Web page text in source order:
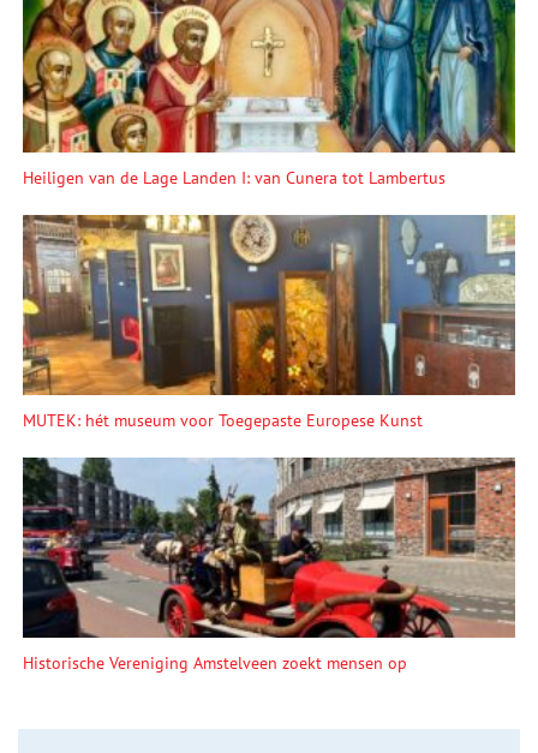
Heiligen van de Lage Landen I: van Cunera tot Lambertus
MUTEK: hét museum voor Toegepaste Europese Kunst
Historische Vereniging Amstelveen zoekt mensen op